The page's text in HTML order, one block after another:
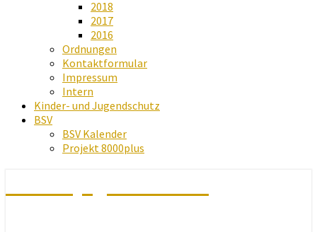
2018
2017
2016
Ordnungen
Kontaktformular
Impressum
Intern
Kinder- und Jugendschutz
BSV
BSV Kalender
Projekt 8000plus